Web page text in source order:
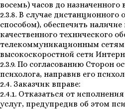
восемь) часов до назначенного
2.3.8. В случае дистанционного
способом), обеспечить
качественного технического
телекоммуникационным сетям
высокоскоростной сети
2.3.9. По согласованию Сторон
психолога, направив его
2.4. Заказчик вправе:
2.4.1. Отказаться от
услуг, предупредив об этом